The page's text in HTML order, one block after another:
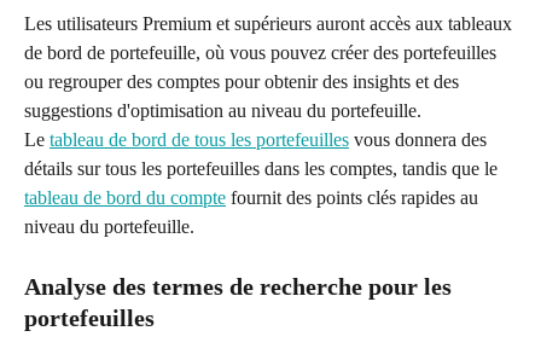
Les utilisateurs Premium et supérieurs auront accès aux tableaux
de bord de portefeuille, où vous pouvez créer des portefeuilles
ou regrouper des comptes pour obtenir des insights et des
suggestions d'optimisation au niveau du portefeuille.
Le tableau de bord de tous les portefeuilles vous donnera des
détails sur tous les portefeuilles dans les comptes, tandis que le
tableau de bord du compte fournit des points clés rapides au
niveau du portefeuille.
Analyse des termes de recherche pour les
portefeuilles